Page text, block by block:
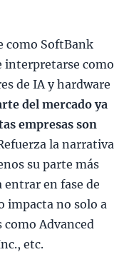
como SoftBank
interpretarse como
de IA y hardware
del mercado ya
empresas son
la narrativa
su parte más
en fase de
impacta no solo a
Advanced
etc.